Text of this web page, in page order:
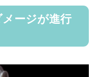
ージが進行